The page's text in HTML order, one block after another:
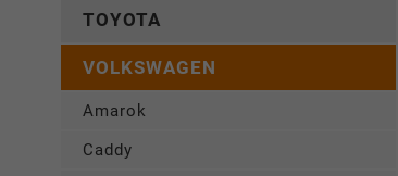
TOYOTA
VOLKSWAGEN
Amarok
Caddy